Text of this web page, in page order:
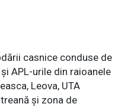
casnice conduse de
APL-urile din raioanele
Leova, UTA
și zona de